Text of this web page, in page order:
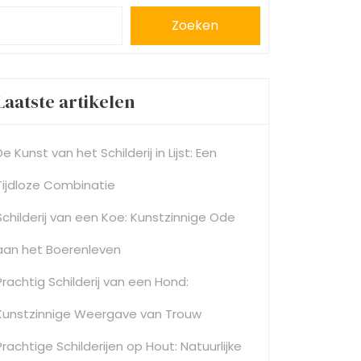
Zoeken
artikelen
Kunst van het Schilderij in Lijst: Een
Combinatie
van een Koe: Kunstzinnige Ode
het Boerenleven
Schilderij van een Hond:
Weergave van Trouw
Schilderijen op Hout: Natuurlijke